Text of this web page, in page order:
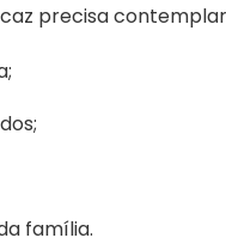
precisa
família.